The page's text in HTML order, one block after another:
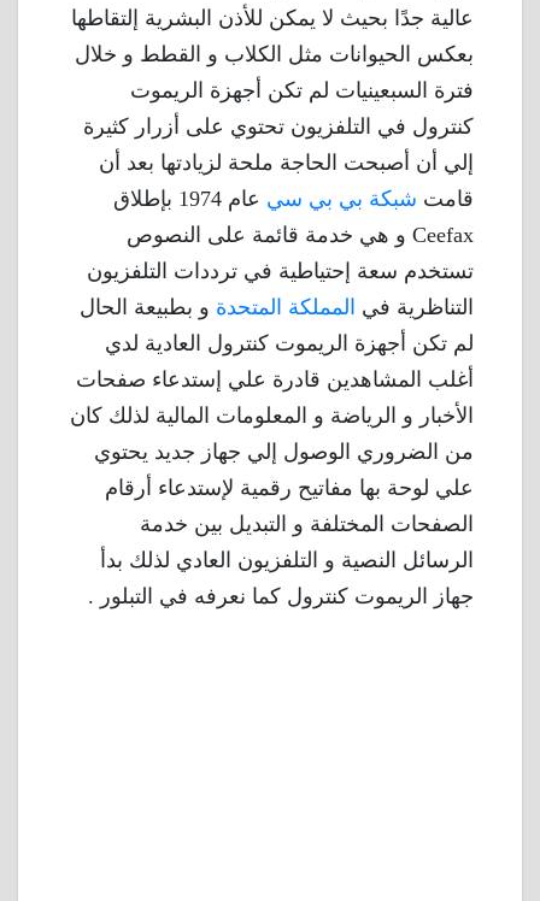
عالية جدًا بحيث لا يمكن للأذن البشرية إلتقاطها
بعكس الحيوانات مثل الكلاب و القطط و خلال
فترة السبعينيات لم تكن أجهزة الريموت
كنترول في التلفزيون تحتوي على أزرار كثيرة
إلي أن أصبحت الحاجة ملحة لزيادتها بعد أن
قامت شبكة بي بي سي
عام 1974 بإطلاق
Ceefax و هي خدمة قائمة على النصوص
تستخدم سعة إحتياطية في ترددات التلفزيون
التناظرية في المملكة المتحدة و بطبيعة الحال
لم تكن أجهزة الريموت كنترول العادية لدي
أغلب المشاهدين قادرة علي إستدعاء صفحات
الأخبار و الرياضة و المعلومات المالية لذلك كان
من الضروري الوصول إلي جهاز جديد يحتوي
علي لوحة بها مفاتيح رقمية لإستدعاء أرقام
الصفحات المختلفة و التبديل بين خدمة
الرسائل النصية و التلفزيون العادي لذلك بدأ
جهاز الريموت كنترول كما نعرفه في التبلور .